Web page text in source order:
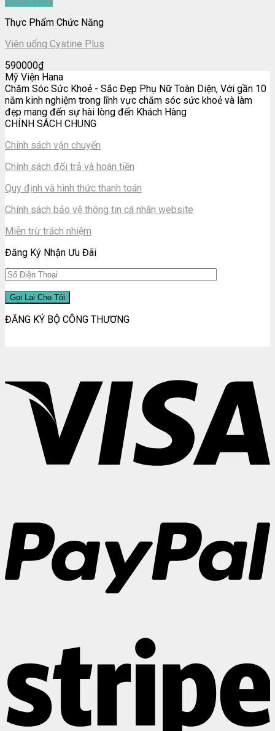
Thực Phẩm Chức Năng
Viên uống Cystine Plus
590000₫
Mỹ Viện Hana
Chăm Sóc Sức Khoẻ - Sắc Đẹp Phụ Nữ Toàn Diện, Với gần 10
năm kinh nghiệm trong lĩnh vực chăm sóc sức khoẻ và làm
đẹp mang đến sự hài lòng đến Khách Hàng
CHÍNH SÁCH CHUNG
Chính sách vận chuyển
Chính sách đổi trả và hoàn tiền
Quy định và hình thức thanh toán
Chính sách bảo vệ thông tin cá nhân website
Miễn trừ trách nhiệm
Đăng Ký Nhận Ưu Đãi
ĐĂNG KÝ BỘ CÔNG THƯƠNG